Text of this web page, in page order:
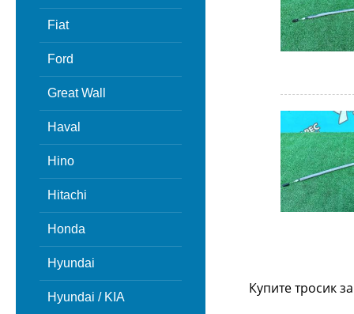
Fiat
Ford
Great Wall
Haval
Hino
Hitachi
Honda
Hyundai
Hyundai / KIA
Купите тросик